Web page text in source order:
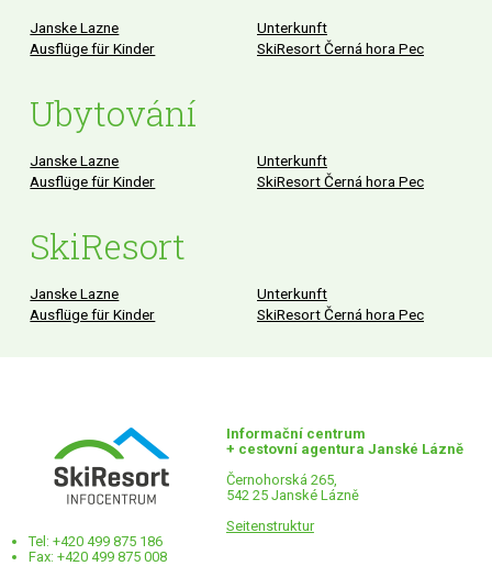
Janske Lazne
Unterkunft
Ausflüge für Kinder
SkiResort Černá hora Pec
Ubytování
Janske Lazne
Unterkunft
Ausflüge für Kinder
SkiResort Černá hora Pec
SkiResort
Janske Lazne
Unterkunft
Ausflüge für Kinder
SkiResort Černá hora Pec
Informační centrum
+ cestovní agentura Janské Lázně
Černohorská 265,
542 25 Janské Lázně
Seitenstruktur
Tel: +420 499 875 186
Fax: +420 499 875 008